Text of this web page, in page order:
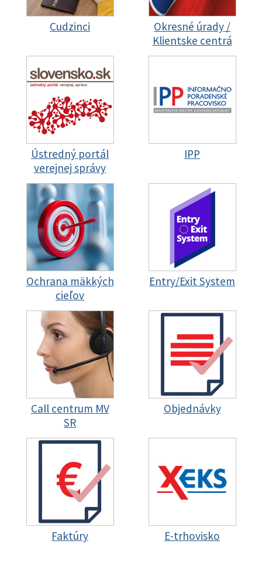
Cudzinci
Okresné úrady /
Klientske centrá
Ústredný portál
verejnej správy
IPP
Ochrana mäkkých
cieľov
Entry/Exit System
Call centrum MV
SR
Objednávky
Faktúry E-trhovisko